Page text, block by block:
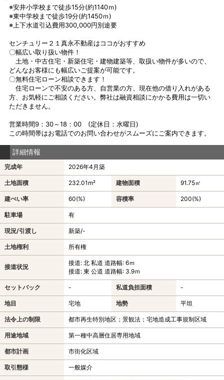
※安井小学校まで徒歩15分(約1140ｍ)
※東中学校まで徒歩19分(約1450ｍ)
※上下水道引込費用300,000円別途要
センチュリー２１真永不動産はココがおすすめ
〇幅広い取り扱い物件！
土地・中古住宅・新築住宅・建物建築等、取扱い物件が多いので、
どんなお客様にも幅広いご提案が可能です。
〇無料住宅ローン相談できます！
住宅ローンで不安のある方、自営業の方、現在他の借り入れがある
方、お気軽にご相談ください。弊社は融資相談にかかる費用は一切い
ただきません。
営業時間9：30～18：00 (定休日：水曜日)
この時間帯はお電話でのお問い合わせがスムーズにご案内できます。
詳細情報
完成年 2026年4月築
土地面積 232.01m² 建物面積 91.75㎡
建ぺい率 60(%) 容積率 200(%)
駐車場 有
現況/引渡し 新築/-
土地権利 所有権
接道状況
接道: 北 私道 道路幅: 6ｍ
接道: 東 公道 道路幅: 3.9ｍ
セットバック - 私道負担面積 -
地目 宅地 地勢 平坦
法令上の制限 都市再生特別地区；景観法；宅地造成工事規制区域
用途地域 第一種中高層住居専用地域
都市計画 市街化区域
取引態様 一般媒介